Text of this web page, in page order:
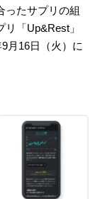
ったサプリの組
「Up&Rest」
月16日（火）に